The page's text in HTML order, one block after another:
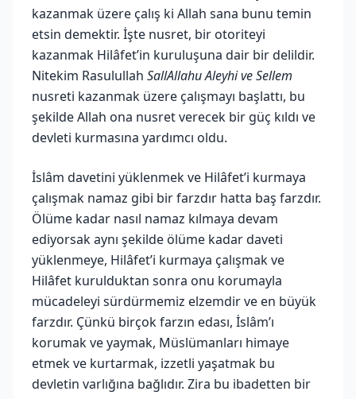
kazanmak üzere çalış ki Allah sana bunu temin
etsin demektir. İşte nusret, bir otoriteyi
kazanmak Hilâfet’in kuruluşuna dair bir delildir.
Nitekim Rasulullah SallAllahu Aleyhi ve Sellem
nusreti kazanmak üzere çalışmayı başlattı, bu
şekilde Allah ona nusret verecek bir güç kıldı ve
devleti kurmasına yardımcı oldu.
İslâm davetini yüklenmek ve Hilâfet’i kurmaya
çalışmak namaz gibi bir farzdır hatta baş farzdır.
Ölüme kadar nasıl namaz kılmaya devam
ediyorsak aynı şekilde ölüme kadar daveti
yüklenmeye, Hilâfet’i kurmaya çalışmak ve
Hilâfet kurulduktan sonra onu korumayla
mücadeleyi sürdürmemiz elzemdir ve en büyük
farzdır. Çünkü birçok farzın edası, İslâm’ı
korumak ve yaymak, Müslümanları himaye
etmek ve kurtarmak, izzetli yaşatmak bu
devletin varlığına bağlıdır. Zira bu ibadetten bir